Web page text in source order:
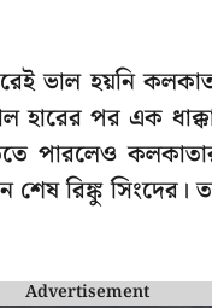
ভাল হয়নি
হারের পর এক
পারলেও
রিঙ্কু সিংদের।
Advertisement